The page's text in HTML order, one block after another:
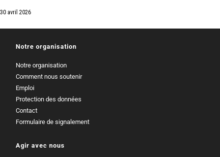
30 avril 2026
Notre organisation
Notre organisation
Comment nous soutenir
Emploi
Protection des données
Contact
Formulaire de signalement
Agir avec nous